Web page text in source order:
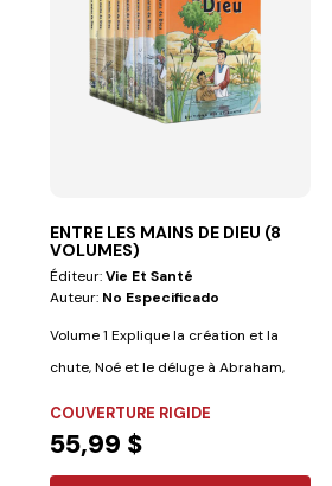
ENTRE LES MAINS DE DIEU (8
VOLUMES)
Éditeur:Vie Et Santé
Auteur: No Especificado
Volume 1 Explique la création et la
chute, Noé et le déluge à Abraham,
COUVERTURE RIGIDE
55,99 $